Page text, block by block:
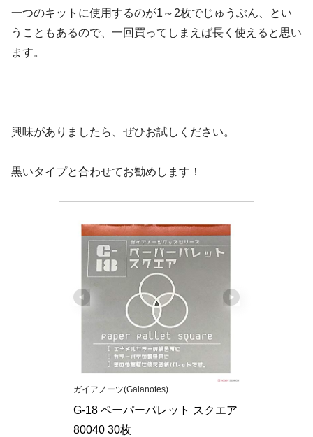
一つのキットに使用するのが1～2枚でじゅうぶん、とい
うこともあるので、一回買ってしまえば長く使えると思い
ます。
興味がありましたら、ぜひお試しください。
黒いタイプと合わせてお勧めします！
ガイアノーツ(Gaianotes)
G-18 ペーパーパレット スクエア
80040 30枚